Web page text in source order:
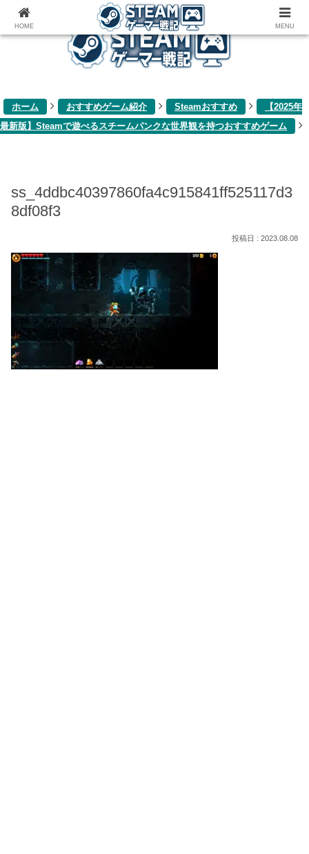
ゲーム関連雑記ブログ
ホーム おすすめゲーム紹介 Steamおすすめ
【2025年
最新版】Steamで遊べるスチームパンクな世界観を持つおすすめゲーム
ss_4ddbc40397860fa4c915841ff525117d3
8df08f3
2023.08.08
HOME MENU